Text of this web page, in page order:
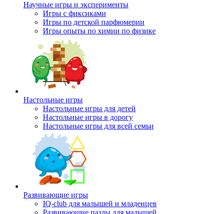
Научные игры и эксперименты
Игры с фиксиками
Игры по детской парфюмерии
Игры опыты по химии по физике
Настольные игры
Настольные игры для детей
Настольные игры в дорогу
Настольные игры для всей семьи
Развивающие игры
IQ-club для малышей и младенцев
Развивающие пазлы для малышей